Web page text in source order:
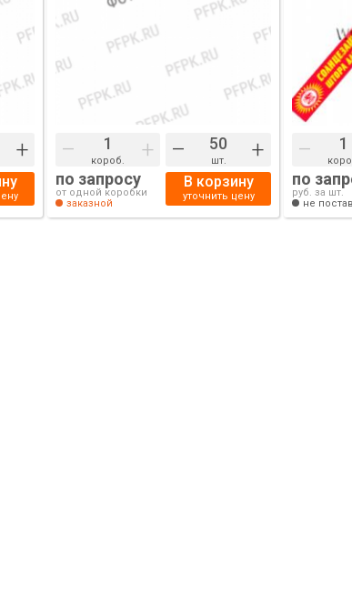
+ – короб. + – шт. +
по запросу
от одной коробки
заказной
В корзину
уточнить цену
–
по
руб. за шт.
не